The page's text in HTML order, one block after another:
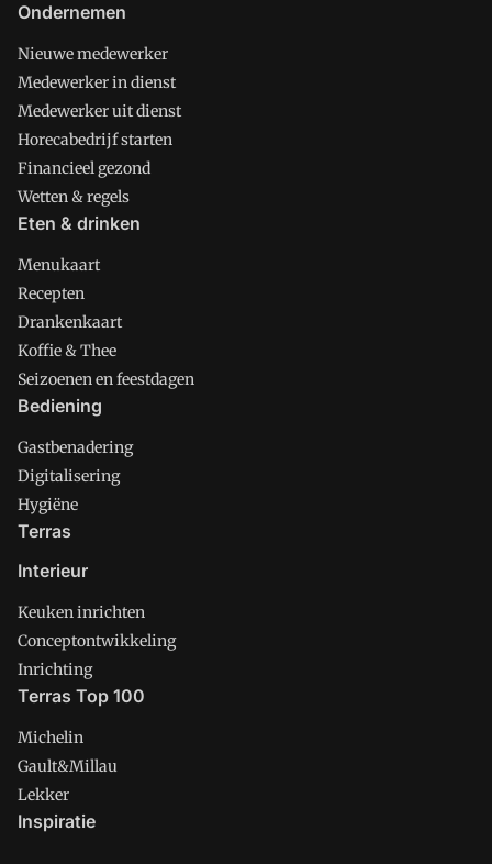
Ondernemen
Nieuwe medewerker
Medewerker in dienst
Medewerker uit dienst
Horecabedrijf starten
Financieel gezond
Wetten & regels
Eten & drinken
Menukaart
Recepten
Drankenkaart
Koffie & Thee
Seizoenen en feestdagen
Bediening
Gastbenadering
Digitalisering
Hygiëne
Terras
Interieur
Keuken inrichten
Conceptontwikkeling
Inrichting
Terras Top 100
Michelin
Gault&Millau
Lekker
Inspiratie